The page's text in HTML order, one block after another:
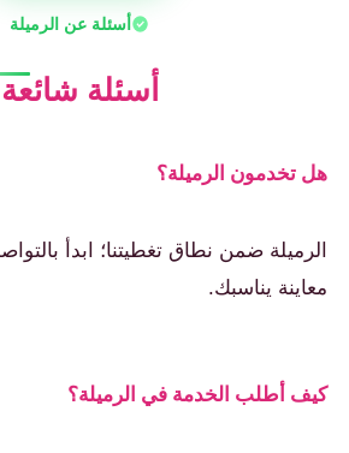
أسئلة عن الرميلة
أسئلة شائعة
هل تخدمون الرميلة؟
الرميلة ضمن نطاق تغطيتنا؛ ابدأ
معاينة يناسبك.
كيف أطلب الخدمة في الرميلة؟